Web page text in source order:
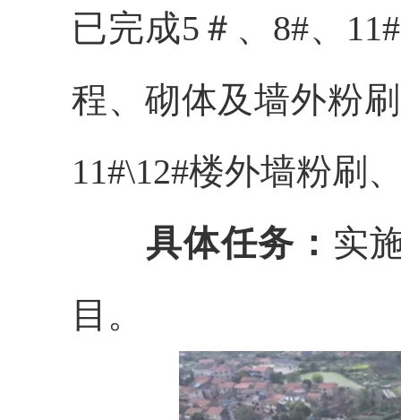
已完成5＃、8#、
程、砌体及墙外粉
11#\12#楼外墙粉刷
具体任务： 实
目。